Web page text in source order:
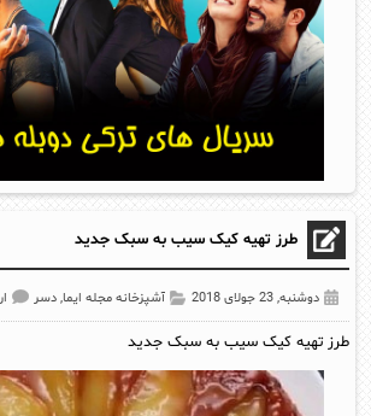
طرز تهیه کیک سیب به سبک جدید
دوشنبه, 23 جولای 2018 آشپزخانه مجله ایما, دسر
طرز تهیه کیک سیب به سبک جدید